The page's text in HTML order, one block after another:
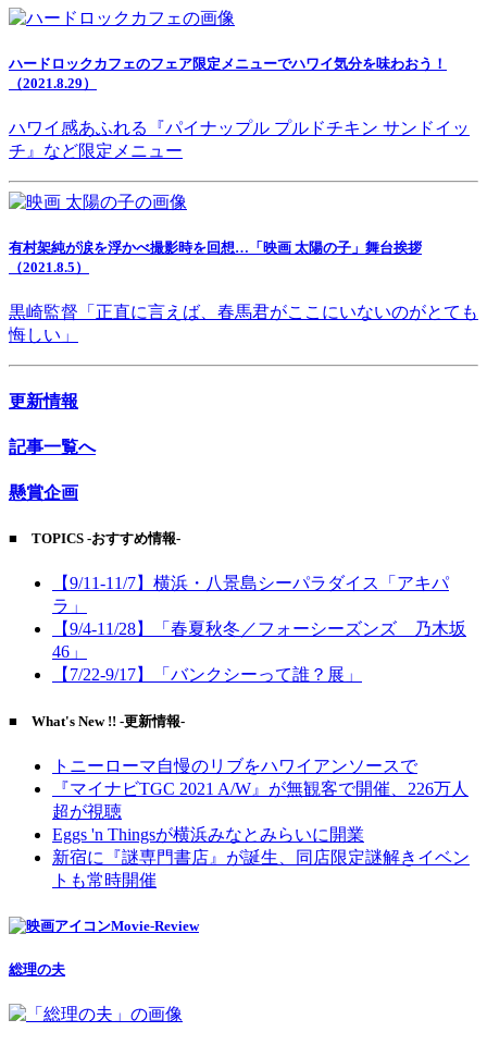
ハードロックカフェのフェア限定メニューでハワイ気分を味わおう！
（2021.8.29）
ハワイ感あふれる『パイナップル プルドチキン サンドイッ
チ』など限定メニュー
有村架純が涙を浮かべ撮影時を回想…「映画 太陽の子」舞台挨拶
（2021.8.5）
黒崎監督「正直に言えば、春馬君がここにいないのがとても
悔しい」
更新情報
記事一覧へ
懸賞企画
■ TOPICS -おすすめ情報-
【9/11-11/7】横浜・八景島シーパラダイス「アキパ
ラ」
【9/4-11/28】「春夏秋冬／フォーシーズンズ 乃木坂
46」
【7/22-9/17】「バンクシーって誰？展」
■ What's New !! -更新情報-
トニーローマ自慢のリブをハワイアンソースで
『マイナビTGC 2021 A/W』が無観客で開催、226万人
超が視聴
Eggs 'n Thingsが横浜みなとみらいに開業
新宿に『謎専門書店』が誕生、同店限定謎解きイベン
トも常時開催
Movie-Review
総理の夫